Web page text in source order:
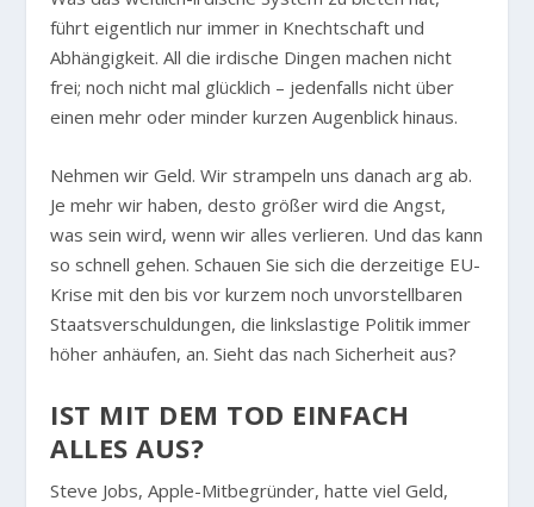
führt eigentlich nur immer in Knechtschaft und
Abhängigkeit. All die irdische Dingen machen nicht
frei; noch nicht mal glücklich – jedenfalls nicht über
einen mehr oder minder kurzen Augenblick hinaus.
Nehmen wir Geld. Wir strampeln uns danach arg ab.
Je mehr wir haben, desto größer wird die Angst,
was sein wird, wenn wir alles verlieren. Und das kann
so schnell gehen. Schauen Sie sich die derzeitige EU-
Krise mit den bis vor kurzem noch unvorstellbaren
Staatsverschuldungen, die linkslastige Politik immer
höher anhäufen, an. Sieht das nach Sicherheit aus?
IST MIT DEM TOD EINFACH
ALLES AUS?
Steve Jobs, Apple-Mitbegründer, hatte viel Geld,